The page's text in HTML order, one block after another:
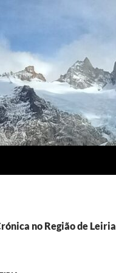
no Região de Leiria